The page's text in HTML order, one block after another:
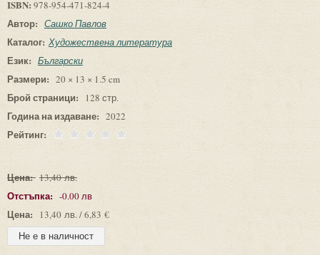
ISBN: 978-954-471-824-4
Автор: Сашко Павлов
Каталог: Художествена литература
Език: Български
Размери: 20 × 13 × 1.5 cm
Брой страници: 128 стр.
Година на издаване: 2022
Рейтинг:
Цена: 13,40 лв.
Отстъпка: -0.00 лв
Цена: 13,40 лв. / 6,83 €